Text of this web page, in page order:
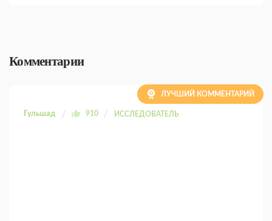
Комментарии
Гульшад 910 ИССЛЕДОВАТЕЛЬ
ЛУЧШИЙ КОММЕНТАРИЙ